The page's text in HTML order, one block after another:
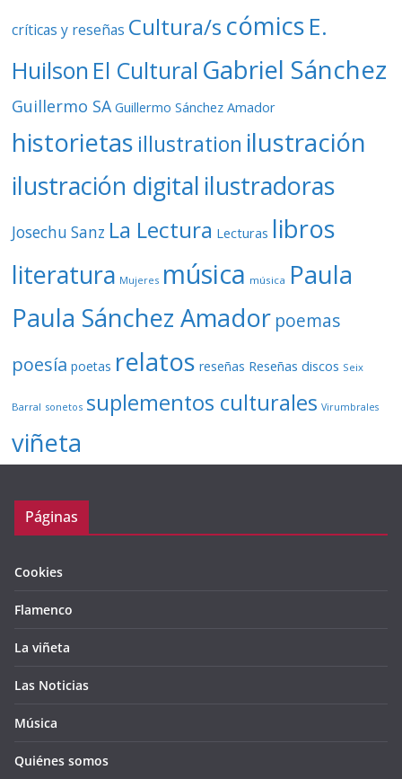
críticas y reseñas Cultura/s cómics E.
Huilson El Cultural Gabriel Sánchez
Guillermo SA Guillermo Sánchez Amador
historietas illustration ilustración
ilustración digital ilustradoras
Josechu Sanz La Lectura Lecturas libros
literatura Mujeres música música Paula
Paula Sánchez Amador poemas
poesía poetas relatos reseñas Reseñas discos Seix
Barral sonetos suplementos culturales Virumbrales
viñeta
Páginas
Cookies
Flamenco
La viñeta
Las Noticias
Música
Quiénes somos